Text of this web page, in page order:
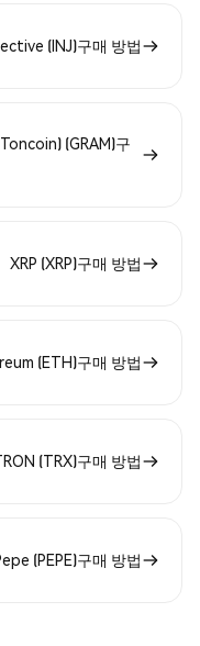
(INJ)구매 방법
(GRAM)구
XRP (XRP)구매 방법
(ETH)구매 방법
(TRX)구매 방법
(PEPE)구매 방법